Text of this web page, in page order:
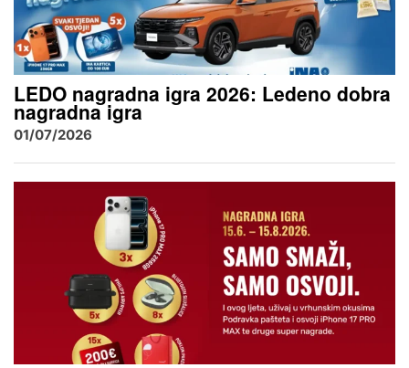
LEDO nagradna igra 2026: Ledeno dobra
nagradna igra
01/07/2026